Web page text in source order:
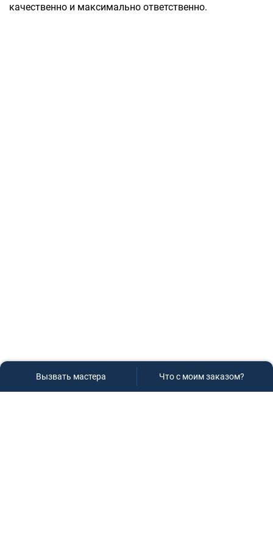
качественно и максимально ответственно.
Вызвать мастера Что с моим заказом?